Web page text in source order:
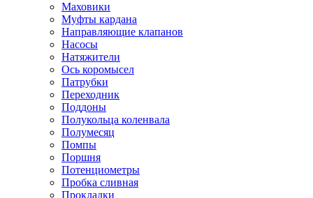
Маховики
Муфты кардана
Направляющие клапанов
Насосы
Натяжители
Ось коромысел
Патрубки
Переходник
Поддоны
Полукольца коленвала
Полумесяц
Помпы
Поршня
Потенциометры
Пробка сливная
Прокладки